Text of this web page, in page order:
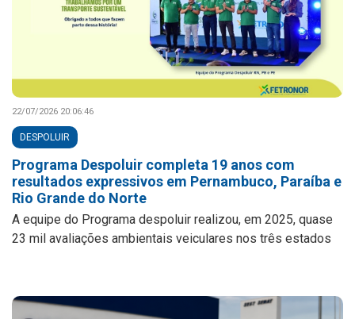
22/07/2026 20:06:46
DESPOLUIR
Programa Despoluir completa 19 anos com
resultados expressivos em Pernambuco, Paraíba e
Rio Grande do Norte
A equipe do Programa despoluir realizou, em 2025, quase
23 mil avaliações ambientais veiculares nos três estados